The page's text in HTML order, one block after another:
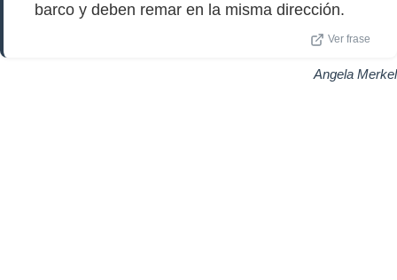
barco y deben remar en la misma dirección.
Ver frase
Angela Merkel